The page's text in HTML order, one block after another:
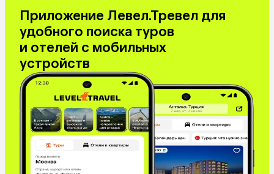
Израиль
Гонконг
Венесуэла
Саудовская Аравия
Бахрейн
Куба
Греция
Италия
Испания
Венгрия
Болгария
Приложение Левел.Тревел для
удобного поиска туров
и отелей с мобильных
устройств